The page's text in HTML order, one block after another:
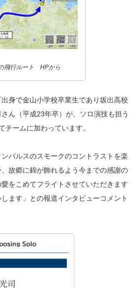
飛行ルート HPから
身で金山小学校卒業生であり坂出高校
ん（平成23年卒）が、ソロ演技も担う
チームに加わっています。
ンパルスのスモークのコントラストを楽
故郷に錦が飾れるよう今までの感謝の
をこめてフライトさせていただきます
ます」との報道インタビューコメント